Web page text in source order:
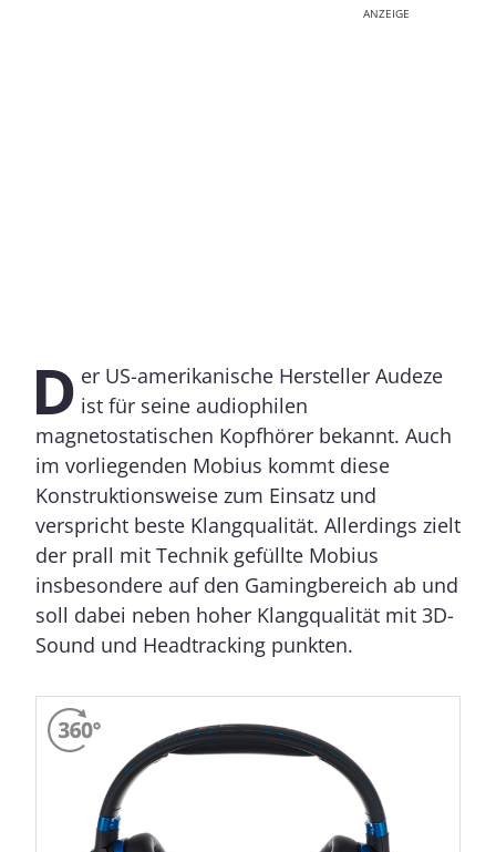
ANZEIGE
D er US-amerikanische Hersteller Audeze
ist für seine audiophilen
magnetostatischen Kopfhörer bekannt. Auch
im vorliegenden Mobius kommt diese
Konstruktionsweise zum Einsatz und
verspricht beste Klangqualität. Allerdings zielt
der prall mit Technik gefüllte Mobius
insbesondere auf den Gamingbereich ab und
soll dabei neben hoher Klangqualität mit 3D-
Sound und Headtracking punkten.